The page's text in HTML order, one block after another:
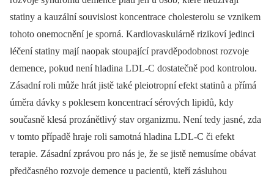
statiny a kauzální souvislost koncentrace cholesterolu se vznikem
tohoto onemocnění je sporná. Kardiovaskulárně rizikoví jedinci
léčení statiny mají naopak stoupající pravděpodobnost rozvoje
demence, pokud není hladina LDL-C dostatečně pod kontrolou.
Zásadní roli může hrát jistě také pleiotropní efekt statinů a přímá
úměra dávky s poklesem koncentrací sérových lipidů, kdy
současně klesá prozánětlivý stav organizmu. Není tedy jasné, zda
v tomto případě hraje roli samotná hladina LDL-C či efekt
terapie. Zásadní zprávou pro nás je, že se jistě nemusíme obávat
předčasného rozvoje demence u pacientů, kteří zásluhou